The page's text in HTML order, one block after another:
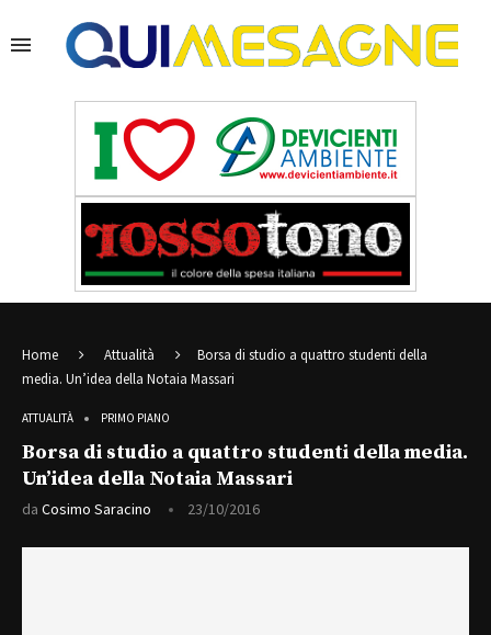
Home Attualità
Borsa di studio a quattro studenti della
media. Un’idea della Notaia Massari
ATTUALITÀ PRIMO PIANO
Borsa di studio a quattro studenti della media.
Un’idea della Notaia Massari
da Cosimo Saracino 23/10/2016